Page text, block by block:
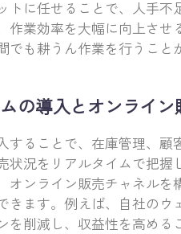
トに任せることで、人手
作業効率を大幅に向上さ
でも耕うん作業を行うこ
の導入とオンライン
することで、在庫管理、
状況をリアルタイムで把
オンライン販売チャネル
きます。例えば、自社の
を削減し、収益性を高める